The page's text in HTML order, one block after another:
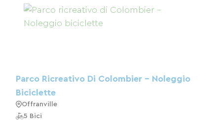
Parco Ricreativo Di Colombier - Noleggio
Biciclette
Offranville
5 Bici